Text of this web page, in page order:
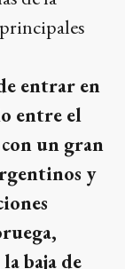
entrar en
entre el
un gran
y
baja de